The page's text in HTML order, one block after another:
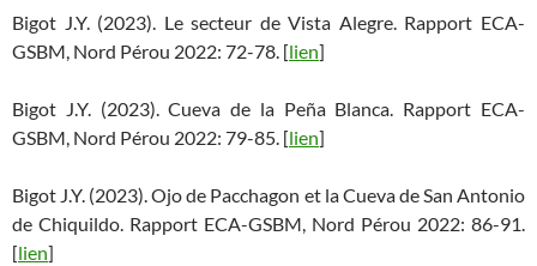
Bigot J.Y. (2023). Le secteur de Vista Alegre. Rapport ECA-
GSBM, Nord Pérou 2022: 72-78. [lien]
Bigot J.Y. (2023). Cueva de la Peña Blanca. Rapport ECA-
GSBM, Nord Pérou 2022: 79-85. [lien]
Bigot J.Y. (2023). Ojo de Pacchagon et la Cueva de San Antonio
de Chiquildo. Rapport ECA-GSBM, Nord Pérou 2022: 86-91.
[lien]